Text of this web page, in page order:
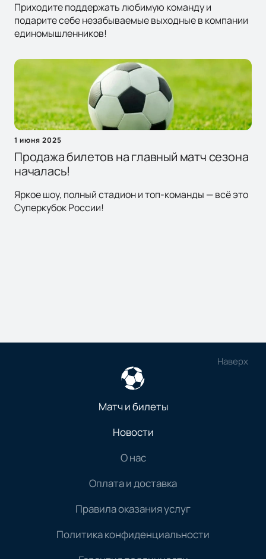
Приходите поддержать любимую команду и
подарите себе незабываемые выходные в компании
единомышленников!
1 июня 2025
Продажа билетов на главный матч сезона
началась!
Яркое шоу, полный стадион и топ-команды — всё это
Суперкубок России!
Наверх
Матч и билеты
Новости
О нас
Оплата и доставка
Правила оказания услуг
Политика конфиденциальности